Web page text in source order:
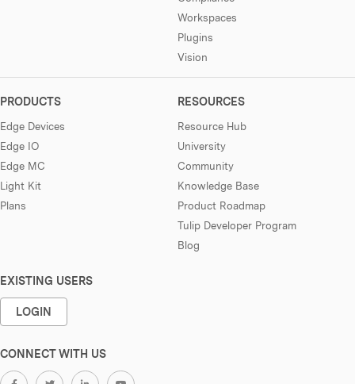
Workspaces
Plugins
Vision
PRODUCTS
Edge Devices
Edge IO
Edge MC
Light Kit
Plans
RESOURCES
Resource Hub
University
Community
Knowledge Base
Product Roadmap
Tulip Developer Program
Blog
EXISTING USERS
LOGIN
CONNECT WITH US